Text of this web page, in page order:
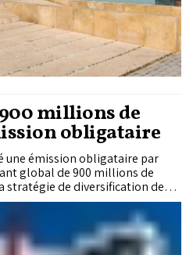
millions de
obligataire
une émission obligataire par
global de 900 millions de
stratégie de diversification des